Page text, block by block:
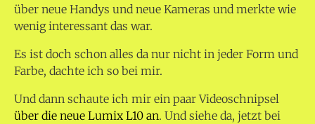
über neue Handys und neue Kameras und merkte wie
wenig interessant das war.
Es ist doch schon alles da nur nicht in jeder Form und
Farbe, dachte ich so bei mir.
Und dann schaute ich mir ein paar Videoschnipsel
über die neue Lumix L10 an. Und siehe da, jetzt bei